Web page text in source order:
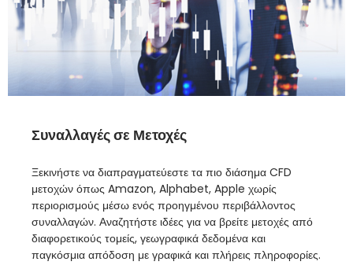
Συναλλαγές σε Μετοχές
Ξεκινήστε να διαπραγματεύεστε τα πιο διάσημα CFD
μετοχών όπως Amazon, Alphabet, Apple χωρίς
περιορισμούς μέσω ενός προηγμένου περιβάλλοντος
συναλλαγών. Αναζητήστε ιδέες για να βρείτε μετοχές από
διαφορετικούς τομείς, γεωγραφικά δεδομένα και
παγκόσμια απόδοση με γραφικά και πλήρεις πληροφορίες.